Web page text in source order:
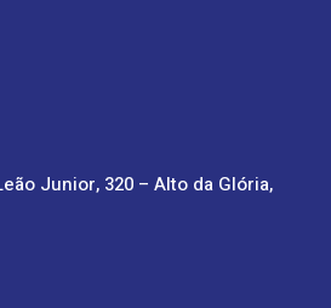
Junior, 320 – Alto da Glória,